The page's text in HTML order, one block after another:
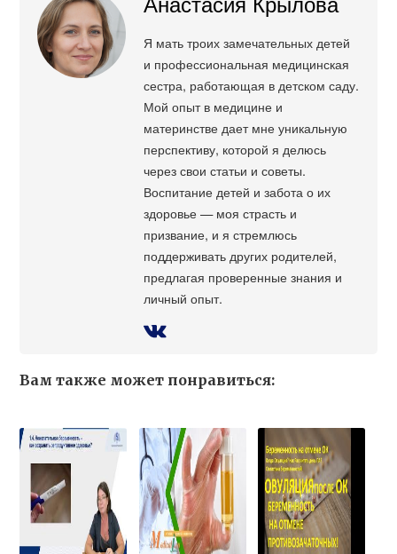
Я мать троих замечательных детей
и профессиональная медицинская
сестра, работающая в детском саду.
Мой опыт в медицине и
материнстве дает мне уникальную
перспективу, которой я делюсь
через свои статьи и советы.
Воспитание детей и забота о их
здоровье — моя страсть и
призвание, и я стремлюсь
поддерживать других родителей,
предлагая проверенные знания и
личный опыт.
Вам также может понравиться: